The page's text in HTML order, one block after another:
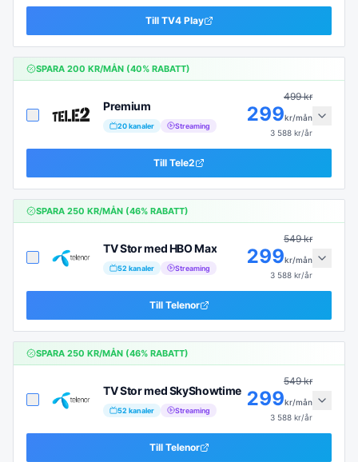
Till TV4 Play
SPARA 200 KR/MÅN (40% RABATT)
Premium
20kanaler Streaming
499kr
299kr/mån
3 588 kr/år
Till Tele2
SPARA 250 KR/MÅN (46% RABATT)
TV Stor med HBO Max
52 kanaler Streaming
549kr
299kr/mån
3 588 kr/år
Till Telenor
SPARA 250 KR/MÅN (46% RABATT)
TV Stor med SkyShowtime
52 kanaler Streaming
549kr
299kr/mån
3 588 kr/år
Till Telenor